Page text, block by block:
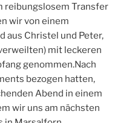
reibungslosem Transfer
wir von einem
aus Christel und Peter,
mit leckeren
genommen.Nach
bezogen hatten,
Abend in einem
wir uns am nächsten